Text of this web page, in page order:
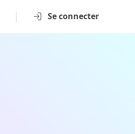
Se connecter